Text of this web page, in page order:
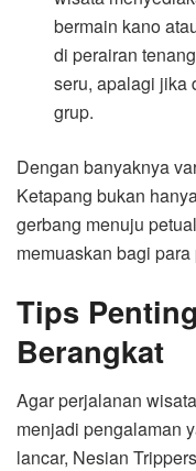
bermain kano
di perairan
seru, apalagi jika
grup.
Dengan banyaknya
Ketapang bukan
gerbang menuju
memuaskan bagi
Tips
Berangkat
Agar perjalanan
menjadi pengalaman
lancar, Nesian